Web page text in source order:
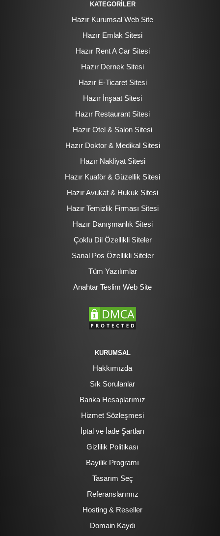
KATEGORİLER
Hazır Kurumsal Web Site
Hazır Emlak Sitesi
Hazır Rent A Car Sitesi
Hazır Dernek Sitesi
Hazır E-Ticaret Sitesi
Hazır İnşaat Sitesi
Hazır Restaurant Sitesi
Hazır Otel & Salon Sitesi
Hazır Doktor & Medikal Sitesi
Hazır Nakliyat Sitesi
Hazır Kuaför & Güzellik Sitesi
Hazır Avukat & Hukuk Sitesi
Hazır Temizlik Firması Sitesi
Hazır Danışmanlık Sitesi
Çoklu Dil Özellikli Siteler
Sanal Pos Özellikli Siteler
Tüm Yazılımlar
Anahtar Teslim Web Site
KURUMSAL
Hakkımızda
Sık Sorulanlar
Banka Hesaplarımız
Hizmet Sözleşmesi
İptal ve İade Şartları
Gizlilik Politikası
Bayilik Programı
Tasarım Seç
Referanslarımız
Hosting & Reseller
Domain Kaydı